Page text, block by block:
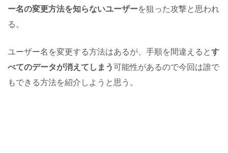
ー名の変更方法を知らないユーザーを狙った攻撃と思われ
る。
ユーザー名を変更する方法はあるが、手順を間違えるとす
べてのデータが消えてしまう可能性があるので今回は誰で
もできる方法を紹介しようと思う。